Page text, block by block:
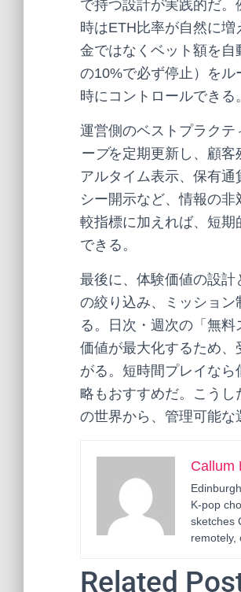
で持つ設計が実践的だ
時はETH比率が自然に
金ではなくベット額を
の10%で必ず停止）をル
時にコントロールできる。
運営側のベストプラクテ
ーブを定期更新し、顧客
アルタイム表示、保有
シー開示など、情報の
較指標に加えれば、短
できる。
最後に、体験価値の設計
の絞り込み、ミッション
る。日次・週次の「無
価値が最大化するため
がる。短時間プレイな
略もおすすめだ。こうし
の世界から、管理可能な
Callum
K-pop
sketches
remotely,
Related